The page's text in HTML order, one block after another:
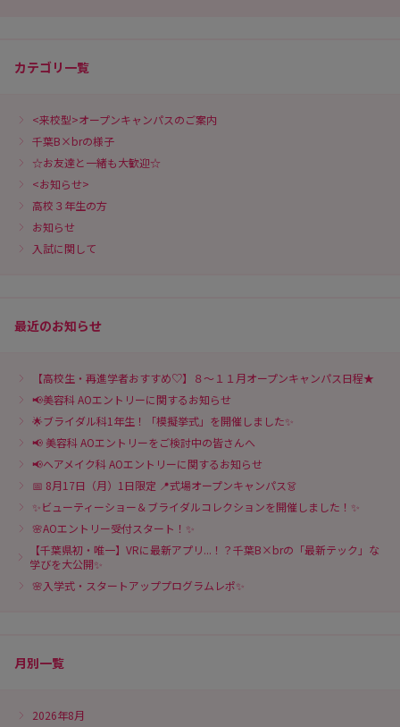
カテゴリ一覧
<来校型>オープンキャンパスのご案内
千葉B×brの様子
☆お友達と一緒も大歓迎☆
<お知らせ>
高校３年生の方
お知らせ
入試に関して
最近のお知らせ
【高校生・再進学者おすすめ♡】８～１１月オープンキャンパス日程★
📢美容科 AOエントリーに関するお知らせ
🌟ブライダル科1年生！「模擬挙式」を開催しました✨
📢 美容科 AOエントリーをご検討中の皆さんへ
📢ヘアメイク科 AOエントリーに関するお知らせ
📅 8月17日（月）1日限定 📍式場オープンキャンパス👗
✨ビューティーショー＆ブライダルコレクションを開催しました！✨
🌸AOエントリー受付スタート！✨
【千葉県初・唯一】VRに最新アプリ...！？千葉B×brの「最新テック」な
学びを大公開✨
🌸入学式・スタートアッププログラムレポ✨
月別一覧
2026年8月